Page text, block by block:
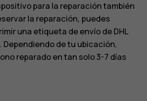
para la reparación también
la reparación, puedes
una etiqueta de envío de DHL
de tu ubicación,
reparado en tan solo 3-7 días